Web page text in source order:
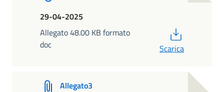
29-04-2025
Allegato 48.00 KB formato
doc
Scarica
Allegato3